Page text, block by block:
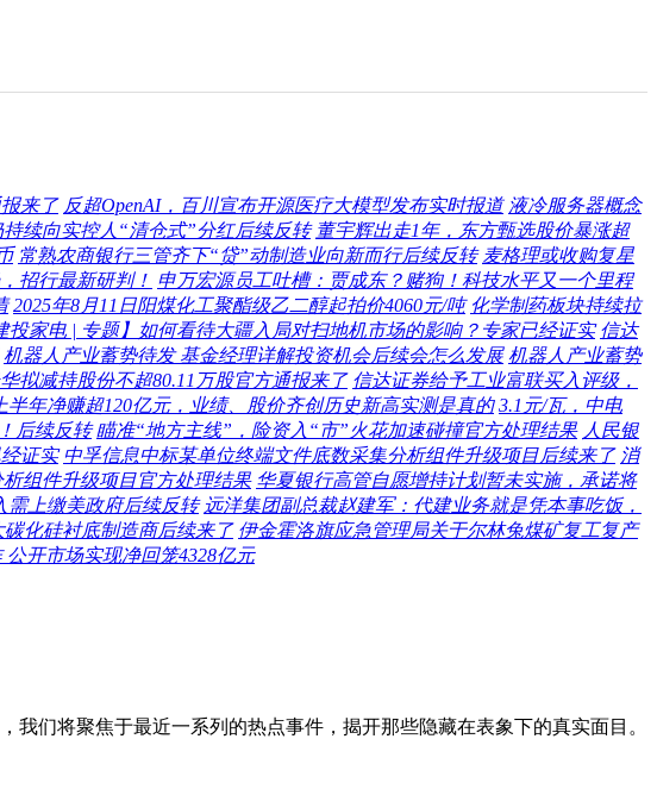
来了 反超OpenAI，百川宣布开源医疗大模型发布实时报道 液冷服务器概念
续向实控人“清仓式”分红后续反转 董宇辉出走1年，东方甄选股价暴涨超
常熟农商银行三管齐下“贷”动制造业向新而行后续反转 麦格理或收购复星
招行最新研判！ 申万宏源员工吐槽：贾成东？赌狗！科技水平又一个里程
2025年8月11日阳煤化工聚酯级乙二醇起拍价4060元/吨 化学制药板块持续拉
投家电 | 专题】如何看待大疆入局对扫地机市场的影响？专家已经证实 信达
机器人产业蓄势待发 基金经理详解投资机会后续会怎么发展 机器人产业蓄势
拟减持股份不超80.11万股官方通报来了 信达证券给予工业富联买入评级，
半年净赚超120亿元，业绩、股价齐创历史新高实测是真的 3.1元/瓦，中电
后续反转 瞄准“地方主线”，险资入“市”火花加速碰撞官方处理结果 人民银
证实 中孚信息中标某单位终端文件底数采集分析组件升级项目后续来了 消
组件升级项目官方处理结果 华夏银行高管自愿增持计划暂未实施，承诺将
需上缴美政府后续反转 远洋集团副总裁赵建军：代建业务就是凭本事吃饭，
化硅衬底制造商后续来了 伊金霍洛旗应急管理局关于尔林兔煤矿复工复产
开市场实现净回笼4328亿元
们将聚焦于最近一系列的热点事件，揭开那些隐藏在表象下的真实面目。